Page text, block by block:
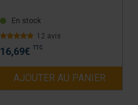
En stock
12 avis
16,69€ TTC
AJOUTER AU PANIER